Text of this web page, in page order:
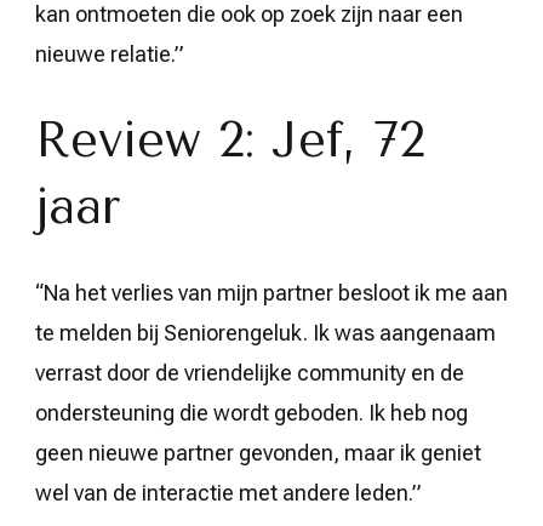
kan ontmoeten die ook op zoek zijn naar een
nieuwe relatie.”
Review 2: Jef, 72
jaar
“Na het verlies van mijn partner besloot ik me aan
te melden bij Seniorengeluk. Ik was aangenaam
verrast door de vriendelijke community en de
ondersteuning die wordt geboden. Ik heb nog
geen nieuwe partner gevonden, maar ik geniet
wel van de interactie met andere leden.”